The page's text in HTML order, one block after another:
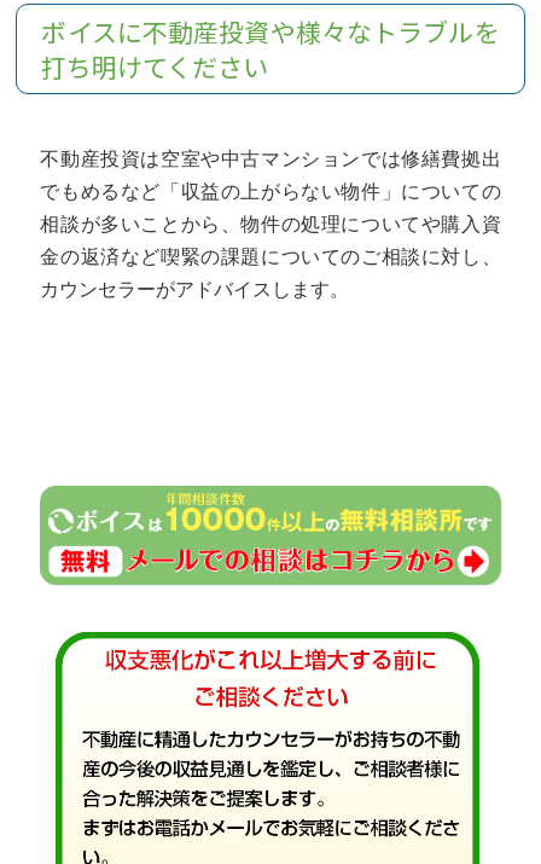
ボイスに不動産投資や様々なトラブルを
打ち明けてください
不動産投資は空室や中古マンションでは修繕費拠出
でもめるなど「収益の上がらない物件」についての
相談が多いことから、物件の処理についてや購入資
金の返済など喫緊の課題についてのご相談に対し、
カウンセラーがアドバイスします。